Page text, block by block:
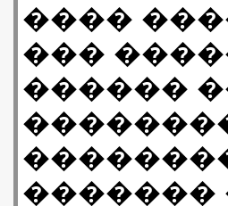
����
���
������
�������